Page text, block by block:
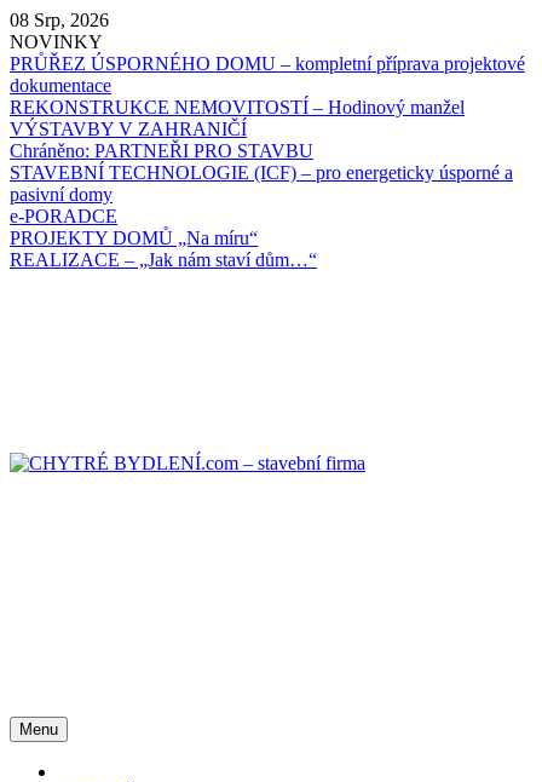
Skip
to
content
08 Srp, 2026
NOVINKY
PRŮŘEZ ÚSPORNÉHO DOMU – kompletní příprava projektové
dokumentace
REKONSTRUKCE NEMOVITOSTÍ – Hodinový manžel
VÝSTAVBY V ZAHRANIČÍ
Chráněno: PARTNEŘI PRO STAVBU
STAVEBNÍ TECHNOLOGIE (ICF) – pro energeticky úsporné a
pasivní domy
e-PORADCE
PROJEKTY DOMŮ „Na míru“
REALIZACE – „Jak nám staví dům…“
Menu